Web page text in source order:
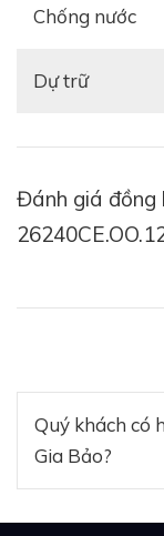
Chống nước
Dự trữ
Đánh giá đồng
Quý khách có
Gia Bảo?